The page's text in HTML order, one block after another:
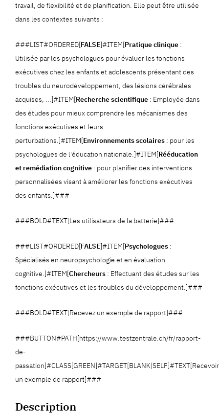
travail, de flexibilité et de planification. Elle peut être utilisée
dans les contextes suivants :
###LIST#ORDERED[FALSE]#ITEM[Pratique clinique :
Utilisée par les psychologues pour évaluer les fonctions
exécutives chez les enfants et adolescents présentant des
troubles du neurodéveloppement, des lésions cérébrales
acquises, ...]#ITEM[Recherche scientifique : Employée dans
des études pour mieux comprendre les mécanismes des
fonctions exécutives et leurs
perturbations.]#ITEM[Environnements scolaires : pour les
psychologues de l'éducation nationale.]#ITEM[Rééducation
et remédiation cognitive : pour planifier des interventions
personnalisées visant à améliorer les fonctions exécutives
des enfants.]###
###BOLD#TEXT[Les utilisateurs de la batterie]###
###LIST#ORDERED[FALSE]#ITEM[Psychologues :
Spécialisés en neuropsychologie et en évaluation
cognitive.]#ITEM[Chercheurs : Effectuant des études sur les
fonctions exécutives et les troubles du développement.]###
###BOLD#TEXT[Recevez un exemple de rapport]###
###BUTTON#PATH[https://www.testzentrale.ch/fr/rapport-
de-
passation]#CLASS[GREEN]#TARGET[BLANK|SELF]#TEXT[Recevoir
un exemple de rapport]###
Description